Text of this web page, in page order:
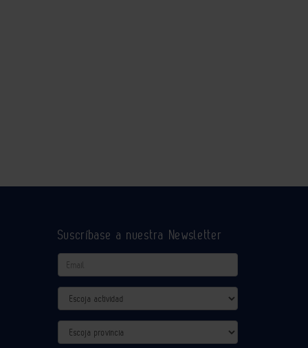
Suscríbase a nuestra Newsletter
Email
Actividad
Provincia